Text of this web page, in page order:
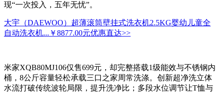
现“一次投入，五年无忧”。
大宇（DAEWOO）超薄滚筒壁挂式洗衣机2.5KG婴幼儿童全
自动洗衣机... ￥8877.00元优惠直达>>
米家XQB80MJ106仅售699元，却完整搭载1级能效与不锈钢内
桶，8公斤容量轻松承载三口之家周常洗涤。创新超净洗立体
水流打破传统波轮局限，提升洗净比；多段水位调节让T恤与